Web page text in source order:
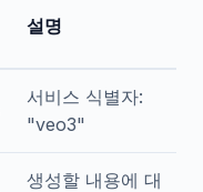
설명
서비스 식별자:
"veo3"
생성할 내용에 대